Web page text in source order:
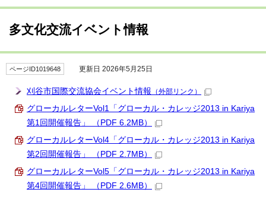
多文化交流イベント情報
ページID1019648 更新日 2026年5月25日
刈谷市国際交流協会イベント情報 （外部リンク）
グローカルレターVol1「グローカル・カレッジ2013 in Kariya
第1回開催報告」 （PDF 6.2MB）
グローカルレターVol4「グローカル・カレッジ2013 in Kariya
第2回開催報告」 （PDF 2.7MB）
グローカルレターVol5「グローカル・カレッジ2013 in Kariya
第4回開催報告」 （PDF 2.6MB）